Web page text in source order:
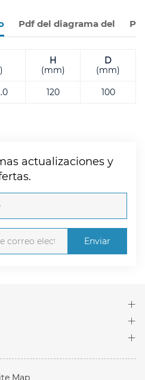
Pdf del diagrama del
H
(mm)
D
(mm)
120 100
actualizaciones y
Enviar
Map